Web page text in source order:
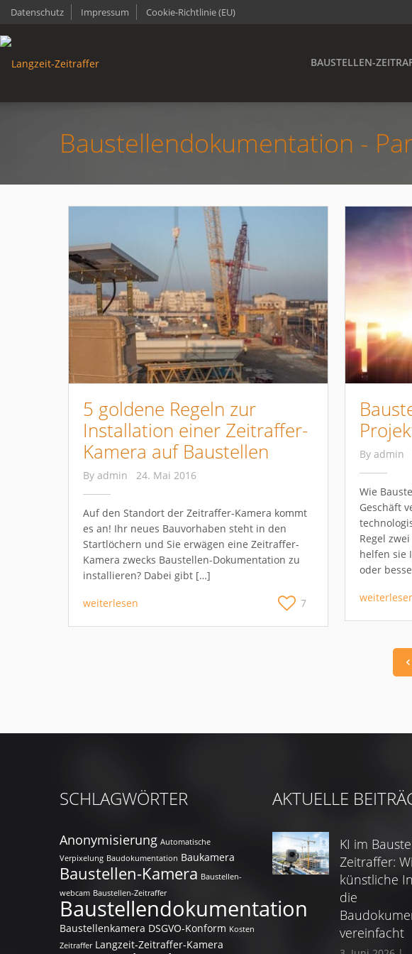
Datenschutz Impressum Cookie-Richtlinie (EU)
BAUSTELLEN-
Baustellendokumentation -
5 goldene Regeln zur
Installation einer Zeitraffer-
Kamera auf Baustellen
By admin 24. Mai 2016
Auf den Standort der Zeitraffer-Kamera kommt
es an! Ihr neues Bauvorhaben steht in den
Startlöchern und Sie erwägen eine Zeitraffer-
Kamera zwecks Baustellen-Dokumentation zu
installieren? Dabei gibt […]
weiterlesen 7
By admin
Wie
Geschäft
Regel
helfen sie
oder
SCHLAGWÖRTER
Anonymisierung Automatische
Verpixelung Baudokumentation Baukamera
Baustellen-Kamera Baustellen-
webcam Baustellen-Zeitraffer
Baustellendokumentation
Baustellenkamera DSGVO-Konform Kosten
Zeitraffer Langzeit-Zeitraffer-Kamera
AKTUELLE
KI im
Zeitraffer:
künstliche
die
vereinfacht